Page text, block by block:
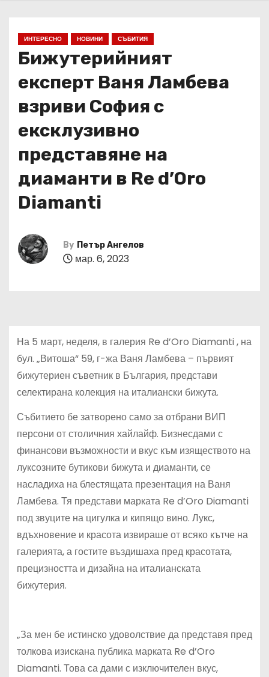
ИНТЕРЕСНО НОВИНИ СЪБИТИЯ
Бижутерийният
експерт Ваня Ламбева
взриви София с
ексклузивно
представяне на
диаманти в Re d’Oro
Diamanti
By Петър Ангелов
мар. 6, 2023
На 5 март, неделя, в галерия Re d’Oro Diamanti , на
бул. „Витоша“ 59, г-жа Ваня Ламбева – първият
бижутериен съветник в България, представи
селектирана колекция на италиански бижута.
Събитието бе затворено само за отбрани ВИП
персони от столичния хайлайф. Бизнесдами с
финансови възможности и вкус към изяществото на
луксозните бутикови бижута и диаманти, се
насладиха на блестящата презентация на Ваня
Ламбева. Тя представи марката Re d’Oro Diamanti
под звуците на цигулка и кипящо вино. Лукс,
вдъхновение и красота извираше от всяко кътче на
галерията, а гостите въздишаха пред красотата,
прецизността и дизайна на италианската
бижутерия.
„За мен бе истинско удоволствие да представя пред
толкова изискана публика марката Re d’Oro
Diamanti. Това са дами с изключителен вкус,